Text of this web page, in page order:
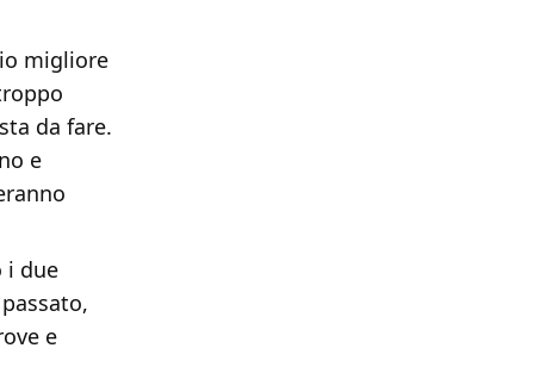
migliore
da fare.
e
i due
e